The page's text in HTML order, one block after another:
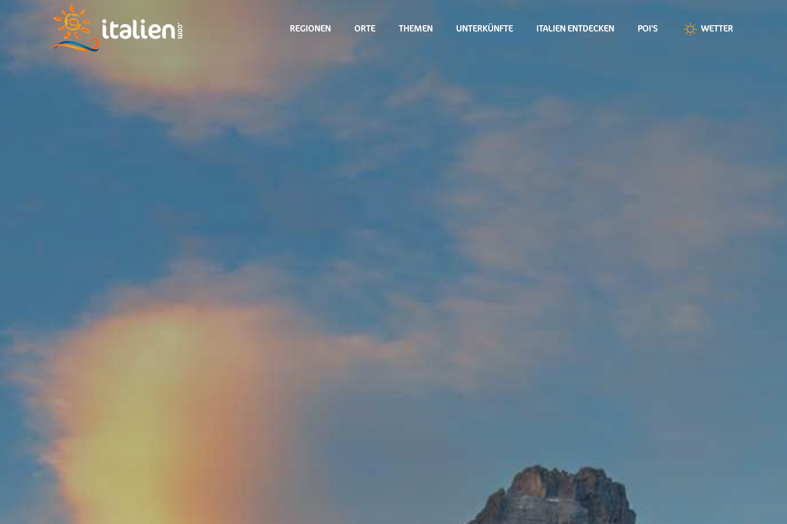
REGIONEN ORTE THEMEN UNTERKÜNFTE ITALIEN ENTDECKEN POI'S WETTER